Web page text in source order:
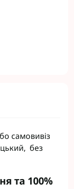
самовивіз
без
та 100%